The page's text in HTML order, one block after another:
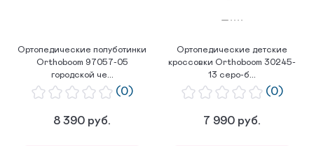
Ортопедические полуботинки
Orthoboom 97057-05
городской че...
(0)
8 390 руб.
Ортопедические детские
кроссовки Orthoboom 30245-
13 серо-б...
(0)
7 990 руб.